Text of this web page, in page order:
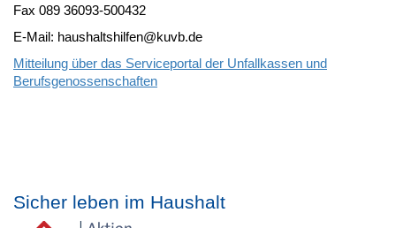
Fax 089 36093-500432
E-Mail: haushaltshilfen@kuvb.de
Mitteilung über das Serviceportal der Unfallkassen und
Berufsgenossenschaften
Sicher leben im Haushalt